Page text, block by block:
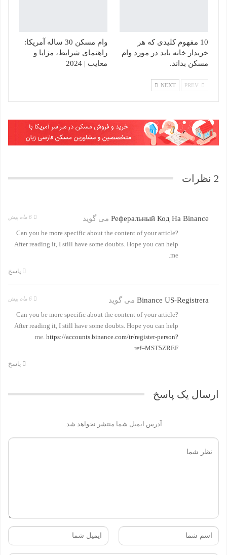
10 مفهوم کلیدی که هر
خریدار خانه باید در مورد وام
مسکن بداند.
وام مسکن 30 ساله آمریکا:
راهنمای شرایط، مزایا و
معایب | 2024
NEXT
2 نظرات
Реферальный Код На Binance می گوید
Can you be more specific about the content of your article?
After reading it, I still have some doubts. Hope you can help
me.
پاسخ
Binance US-Registrera می گوید
Can you be more specific about the content of your article?
After reading it, I still have some doubts. Hope you can help
me. https://accounts.binance.com/tr/register-person?
ref=MST5ZREF
پاسخ
ارسال یک پاسخ
آدرس ایمیل شما منتشر نخواهد شد.